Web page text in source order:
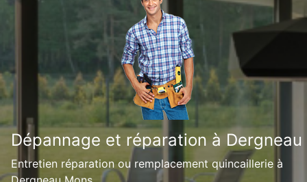
Dépannage et réparation à Dergneau
Entretien réparation ou remplacement quincaillerie à